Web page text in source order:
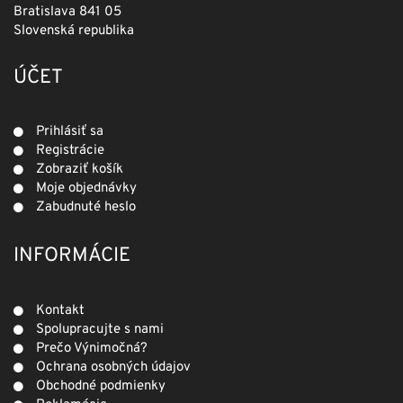
Bratislava 841 05
Slovenská republika
ÚČET
Prihlásiť sa
Registrácie
Zobraziť košík
Moje objednávky
Zabudnuté heslo
INFORMÁCIE
Kontakt
Spolupracujte s nami
Prečo Výnimočná?
Ochrana osobných údajov
Obchodné podmienky